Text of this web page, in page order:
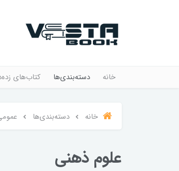
خانه دسته‌بندی‌ها کتاب‌های
خانه دسته‌بندی‌ها
علوم ذهنی